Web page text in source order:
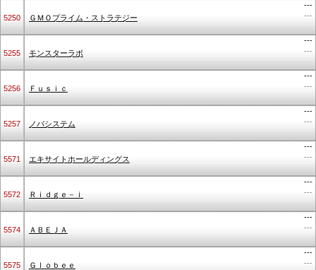
5250 ＧＭＯプライム・ストラテジー
---
---
5255 モンスターラボ
---
---
5256 Ｆｕｓｉｃ
---
---
5257 ノバシステム
---
---
5571 エキサイトホールディングス
---
---
5572 Ｒｉｄｇｅ－ｉ
---
---
5574 ＡＢＥＪＡ
---
---
5575 Ｇｌｏｂｅｅ
---
---